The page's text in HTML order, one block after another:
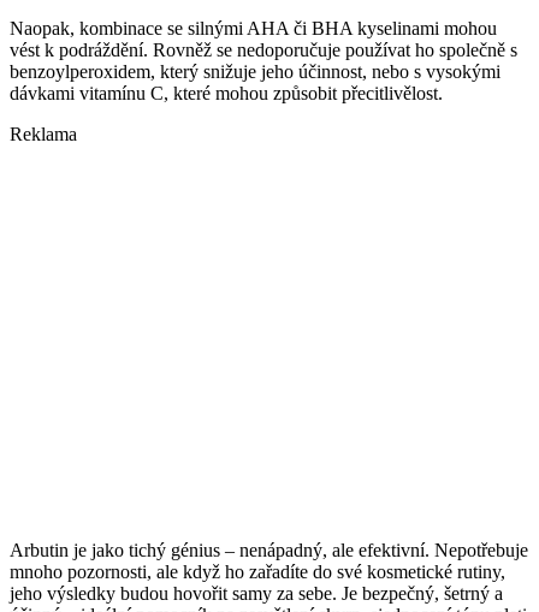
Naopak, kombinace se silnými AHA či BHA kyselinami mohou
vést k podráždění. Rovněž se nedoporučuje používat ho společně s
benzoylperoxidem, který snižuje jeho účinnost, nebo s vysokými
dávkami vitamínu C, které mohou způsobit přecitlivělost.
Reklama
Arbutin je jako tichý génius – nenápadný, ale efektivní. Nepotřebuje
mnoho pozornosti, ale když ho zařadíte do své kosmetické rutiny,
jeho výsledky budou hovořit samy za sebe. Je bezpečný, šetrný a